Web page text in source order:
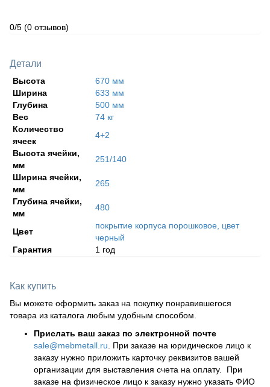
0/5 (0 отзывов)
Детали
Высота
670 мм
Ширина
633 мм
Глубина
500 мм
Вес
74 кг
Количество
ячеек
4+2
Высота ячейки,
мм
251/140
Ширина ячейки,
мм
265
Глубина ячейки,
мм
480
Цвет
покрытие корпуса порошковое, цвет
черный
Гарантия
1 год
Как купить
Вы можете оформить заказ на покупку понравившегося
товара из каталога любым удобным способом.
Прислать ваш заказ по электронной почте
sale@mebmetall.ru . При заказе на юридическое лицо к
заказу нужно приложить карточку реквизитов вашей
организации для выставления счета на оплату. При
заказе на физическое лицо к заказу нужно указать ФИО